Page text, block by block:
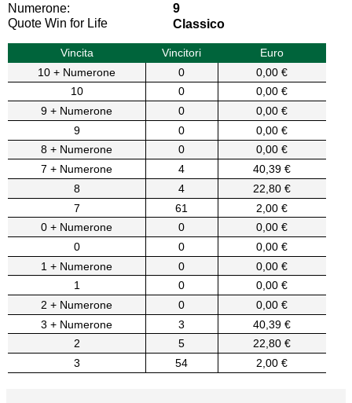
Numerone:
9
Quote Win for Life
Classico
Vincita Vincitori
Euro
10 + Numerone
0
0,00 €
10
0
0,00 €
9 + Numerone
0
0,00 €
9
0
0,00 €
8 + Numerone
0
0,00 €
7 + Numerone
4
40,39 €
8
4
22,80 €
7
61
2,00 €
0 + Numerone
0
0,00 €
0
0
0,00 €
1 + Numerone
0
0,00 €
1
0
0,00 €
2 + Numerone
0
0,00 €
3 + Numerone
3
40,39 €
2
5
22,80 €
3
54 2,00 €